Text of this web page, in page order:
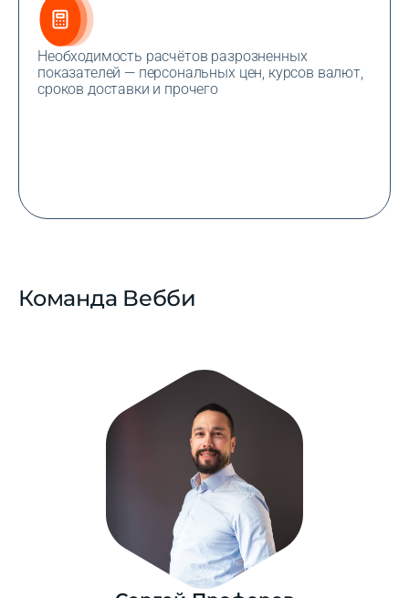
Необходимость расчётов разрозненных
показателей — персональных цен, курсов валют,
сроков доставки и прочего
Команда Вебби